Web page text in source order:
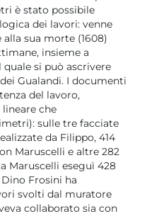
è stato possibile
dei lavori: venne
sua morte (1608)
insieme a
si può ascrivere
Gualandi. I documenti
del lavoro,
che
sulle tre facciate
da Filippo, 414
Maruscelli e altre 282
Maruscelli eseguì 428
Frosini ha
svolti dal muratore
collaborato sia con